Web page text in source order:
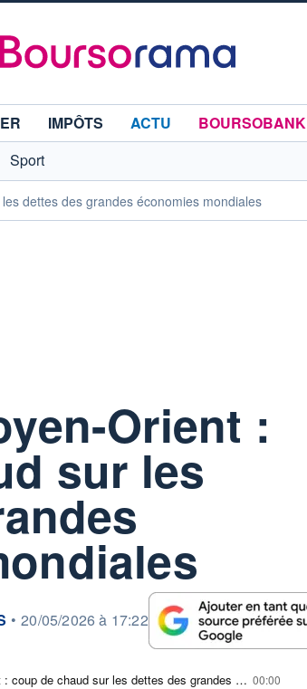
IMPÔTS ACTU
BOURSOBANK
Sport
dettes des grandes économies mondiales
Orient :
sur les
• 20/05/2026 à 17:22
Guerre au Moyen-Orient : coup de chaud sur les dettes des grandes économies mondiales 00:00